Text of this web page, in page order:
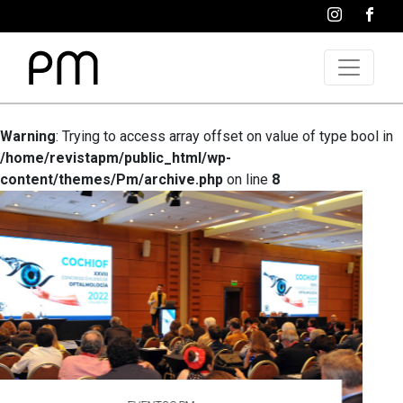
Warning: Trying to access array offset on value of type bool in
/home/revistapm/public_html/wp-
content/themes/Pm/archive.php on line 8